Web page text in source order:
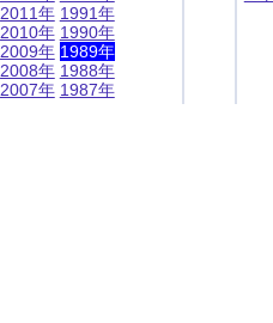
2011年
2010年
2009年
2008年
2007年
1991年
1990年
1989年
1988年
1987年